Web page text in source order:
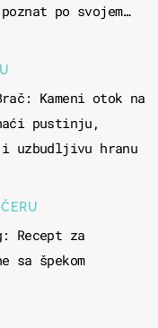
po svojem
Kameni otok na
pustinju,
uzbudljivu hranu
Recept za
sa špekom